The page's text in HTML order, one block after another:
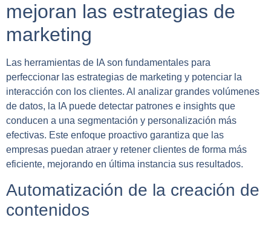
mejoran las estrategias de
marketing
Las herramientas de IA son fundamentales para
perfeccionar las estrategias de marketing y potenciar la
interacción con los clientes. Al analizar grandes volúmenes
de datos, la IA puede detectar patrones e insights que
conducen a una segmentación y personalización más
efectivas. Este enfoque proactivo garantiza que las
empresas puedan atraer y retener clientes de forma más
eficiente, mejorando en última instancia sus resultados.
Automatización de la creación de
contenidos